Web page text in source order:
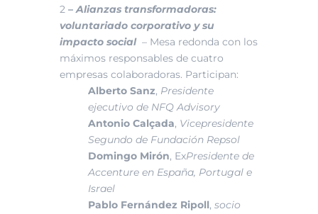
2 – Alianzas transformadoras:
voluntariado corporativo y su
impacto social – Mesa redonda con los
máximos responsables de cuatro
empresas colaboradoras. Participan:
Alberto Sanz, Presidente
ejecutivo de NFQ Advisory
Antonio Calçada, Vicepresidente
Segundo de Fundación Repsol
Domingo Mirón, ExPresidente de
Accenture en España, Portugal e
Israel
Pablo Fernández Ripoll, socio